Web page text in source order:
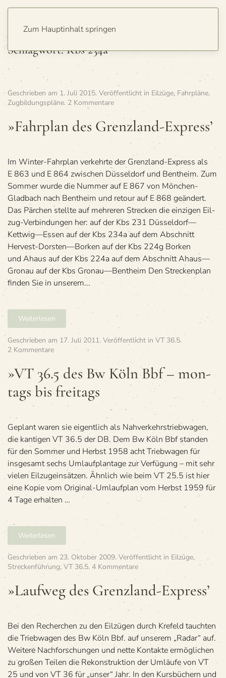
Zum Hauptinhalt springen
Schlagwort:Kbs 234a
Geschrieben am 1. Juli 2015. Veröffentlicht in Eilzüge, Fahrpläne,
Zugbildungspläne. 2 Kommentarezu
plan
des
Grenzland-
»Fahr­plan des Grenzland-Express’
Im Win­ter-Fahr­plan ver­kehrte der Grenz­land-Express als
E 863 und E 864 zwi­schen Düs­sel­dorf und Bent­heim. Zum
Som­mer wurde die Num­mer auf E 867 von Mön­chen-
Glad­bach nach Bent­heim und retour auf E 868 geän­dert.
Das Pär­chen stellte auf meh­re­ren Stre­cken die ein­zi­gen Eil­
zug-Ver­bin­dun­gen her: auf der Kbs 231 Düsseldorf—
Kettwig—Essen auf der Kbs 234a auf dem Abschnitt
Hervest-Dorsten—Borken auf der Kbs 224g Bor­ken
und Ahaus auf der Kbs 224a auf dem Abschnitt Ahaus—
Gronau auf der Kbs Gronau—Bentheim Den Stre­cken­plan
fin­den Sie in unse­rem...
Weiterlesen
Geschrieben am 17. Juli 2011. Veröffentlicht in VT 36.5.
2 Kommentarezu
des
Bw
Köln
mon­
tags
bis
freitags
»VT 36.5 des Bw Köln Bbf – mon­
tags bis freitags
Geplant waren sie eigentlich als Nahverkehrstriebwagen,
die kantigen VT 36.5 der DB. Dem Bw Köln Bbf standen
für den Sommer und Herbst 1958 acht Triebwagen für
insgesamt sechs Umlaufplantage zur Verfügung – mit sehr
vielen Eilzugeinsätzen. Ähnlich wie beim VT 25.5 ist hier
eine Kopie vom Original-Umlaufplan vom Herbst 1959 für
4 Tage erhalten …
Weiterlesen
Geschrieben am 23. Oktober 2009. Veröffentlicht in Eilzüge,
Streckenführung, VT 36.5. 4 Kommentarezu
des
Express’
»Lauf­weg des Grenzland-Express’
Bei den Recher­chen zu den Eil­zü­gen durch Kre­feld tauch­ten
die Trieb­wa­gen des Bw Köln Bbf. auf unse­rem „Radar“ auf.
Wei­tere Nach­for­schun­gen und nette Kon­takte ermög­li­chen
zu gro­ßen Tei­len die Rekon­struk­tion der Umläufe von VT
25 und von VT 36 für „unser“ Jahr. In den Kurs­bü­chern und